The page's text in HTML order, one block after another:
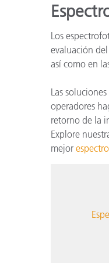
Los
evaluación
así como en
Las
operadores
retorno de la
Explore
mejor